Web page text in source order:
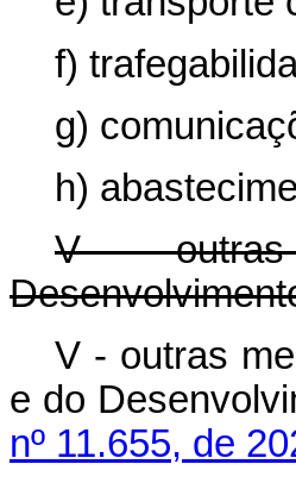
f)
g)
h)
V - outras
V - outras
e do
nº 11.655, de